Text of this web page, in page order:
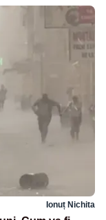
Ionuț Nichita